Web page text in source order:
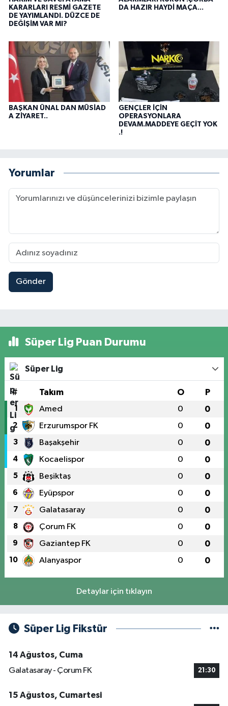
KARARLARI RESMİ GAZETE
DE YAYIMLANDI. DÜZCE DE
DEĞİŞİM VAR MI?
DA HAZIR HAYDİ MAÇA...
BAŞKAN ÜNAL DAN MÜSİAD
A ZİYARET..
GENÇLER İÇİN
OPERASYONLARA
DEVAM.MADDEYE GEÇİT YOK
.!
Yorumlar
Gönder
Süper Lig Puan Durumu
Süper Lig
# Takım O P
1 Amed 0 0
2 Erzurumspor FK 0 0
3 Başakşehir 0 0
4 Kocaelispor 0 0
5 Beşiktaş 0 0
6 Eyüpspor 0 0
7 Galatasaray 0 0
8 Çorum FK 0 0
9 Gaziantep FK 0 0
10 Alanyaspor 0 0
Detaylar için tıklayın
Süper Lig Fikstür
14 Ağustos, Cuma
Galatasaray - Çorum FK
21:30
15 Ağustos, Cumartesi